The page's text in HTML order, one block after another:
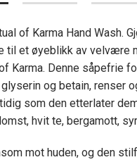
of Karma Hand Wash.
til et øyeblikk av velvære
Karma. Denne såpefrie
og betain, renser
som den etterlater
hvit te, bergamott,
mot huden, og den